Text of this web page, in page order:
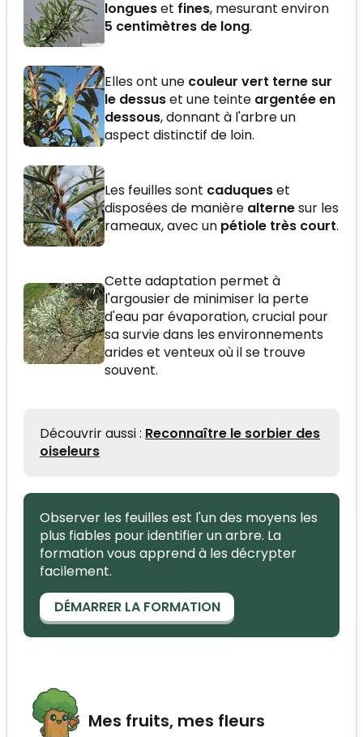
longueset fines, mesurant environ
5 centimètres de long.
Elles ont une couleur vert terne sur
le dessuset une teinte argentée en
dessous, donnant à l'arbre un
aspect distinctif de loin.
Les feuilles sont caduqueset
disposées de manière alternesur les
rameaux, avec un pétiole très court.
Cette adaptation permet à
l'argousier de minimiser la perte
d'eau par évaporation, crucial pour
sa survie dans les environnements
arides et venteux où il se trouve
souvent.
Découvrir aussi : Reconnaître le sorbier des
oiseleurs
Observer les feuilles est l'un des moyens les
plus fiables pour identifier un arbre. La
formation vous apprend à les décrypter
facilement.
DÉMARRER LA FORMATION
Mes fruits, mes fleurs